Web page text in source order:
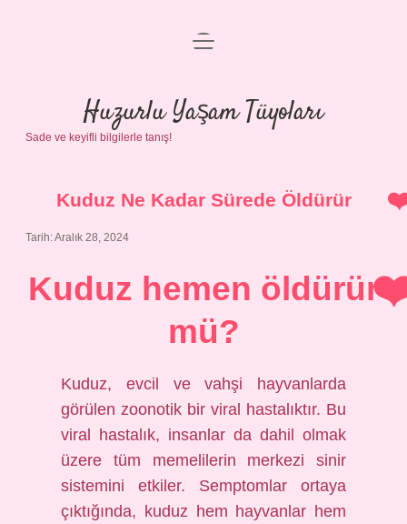
Anasayfa
Gizlilik Politikası
Yasal Uyarı
menüyü
Huzurlu Yaşam Tüyoları
Sade ve keyifli bilgilerle tanış!
Kuduz Ne Kadar Sürede Öldürür
Tarih: Aralık 28, 2024
Kuduz hemen öldürür
mü?
Kuduz, evcil ve vahşi hayvanlarda
görülen zoonotik bir viral hastalıktır. Bu
viral hastalık, insanlar da dahil olmak
üzere tüm memelilerin merkezi sinir
sistemini etkiler. Semptomlar ortaya
çıktığında, kuduz hem hayvanlar hem